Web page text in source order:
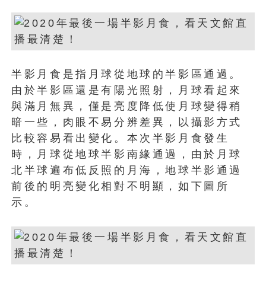
半影月食是指月球從地球的半影區通過。
由於半影區還是有陽光照射，月球看起來
與滿月無異，僅是亮度降低使月球變得稍
暗一些，肉眼不易分辨差異，以攝影方式
比較容易看出變化。本次半影月食發生
時，月球從地球半影南緣通過，由於月球
北半球遍布低反照的月海，地球半影通過
前後的明亮變化相對不明顯，如下圖所
示。